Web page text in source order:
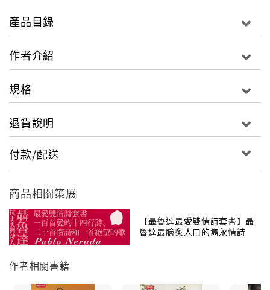
遙遠的雷聲會給你送來純淨的驚喜
天上的鳥群會教你另一種智慧
你的心靈將生出翅
你的語言裡將沒有這些詞彙：
邊界、哀怨、畏怯、崩潰……
哈金：
悅
產品目錄
作者介紹
規格
退貨說明
付款/配送
商品相關策展
【聶魯達最愛雙情詩套書】聶
魯達最膾炙人口的雋永情詩
作者相關書籍